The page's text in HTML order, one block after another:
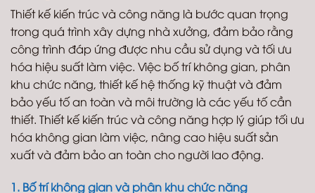
Thiết kế kiến trúc và công năng là bước quan trọng
trong quá trình xây dựng nhà xưởng, đảm bảo rằng
công trình đáp ứng được nhu cầu sử dụng và tối ưu
hóa hiệu suất làm việc. Việc bố trí không gian, phân
khu chức năng, thiết kế hệ thống kỹ thuật và đảm
bảo yếu tố an toàn và môi trường là các yếu tố cần
thiết. Thiết kế kiến trúc và công năng hợp lý giúp tối ưu
hóa không gian làm việc, nâng cao hiệu suất sản
xuất và đảm bảo an toàn cho người lao động.
1. Bố trí không gian và phân khu chức năng